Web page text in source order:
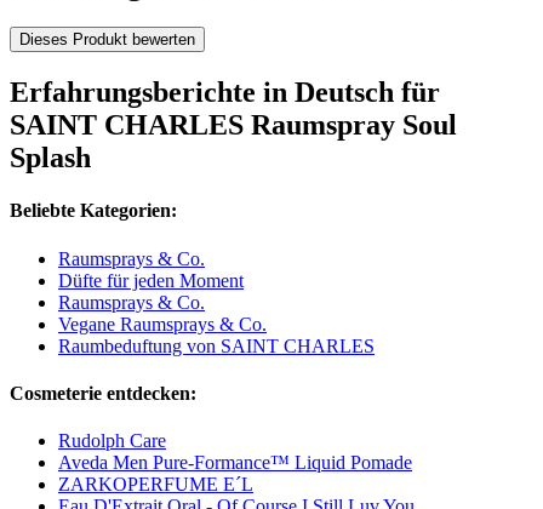
Dieses Produkt bewerten
Erfahrungsberichte in Deutsch für
SAINT CHARLES Raumspray Soul
Splash
Beliebte Kategorien:
Raumsprays & Co.
Düfte für jeden Moment
Raumsprays & Co.
Vegane Raumsprays & Co.
Raumbeduftung von SAINT CHARLES
Cosmeterie entdecken:
Rudolph Care
Aveda Men Pure-Formance™ Liquid Pomade
ZARKOPERFUME E´L